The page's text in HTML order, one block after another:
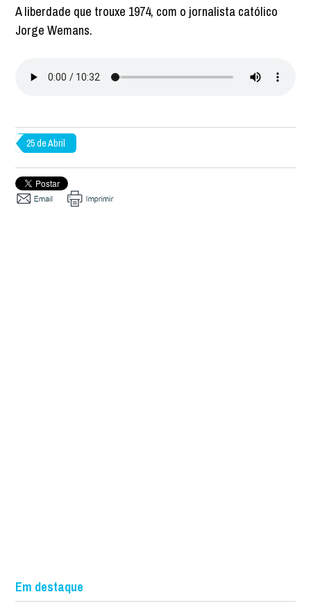
A liberdade que trouxe 1974, com o jornalista católico
Jorge Wemans.
25 de Abril
Em destaque